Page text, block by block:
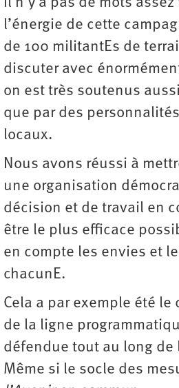
l’énergie de cette
de 100 militantEs de
discuter avec
on est très soutenus
que par des
locaux.
Nous avons réussi à
une organisation
décision et de travail en
être le plus efficace
en compte les envies et
chacunE.
Cela a par exemple été le
de la ligne
défendue tout au long de
Même si le socle des